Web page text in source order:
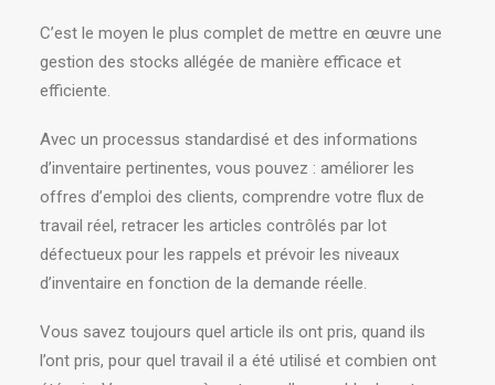
C’est le moyen le plus complet de mettre en œuvre une
gestion des stocks allégée de manière efficace et
efficiente.
Avec un processus standardisé et des informations
d’inventaire pertinentes, vous pouvez : améliorer les
offres d’emploi des clients, comprendre votre flux de
travail réel, retracer les articles contrôlés par lot
défectueux pour les rappels et prévoir les niveaux
d’inventaire en fonction de la demande réelle.
Vous savez toujours quel article ils ont pris, quand ils
l’ont pris, pour quel travail il a été utilisé et combien ont